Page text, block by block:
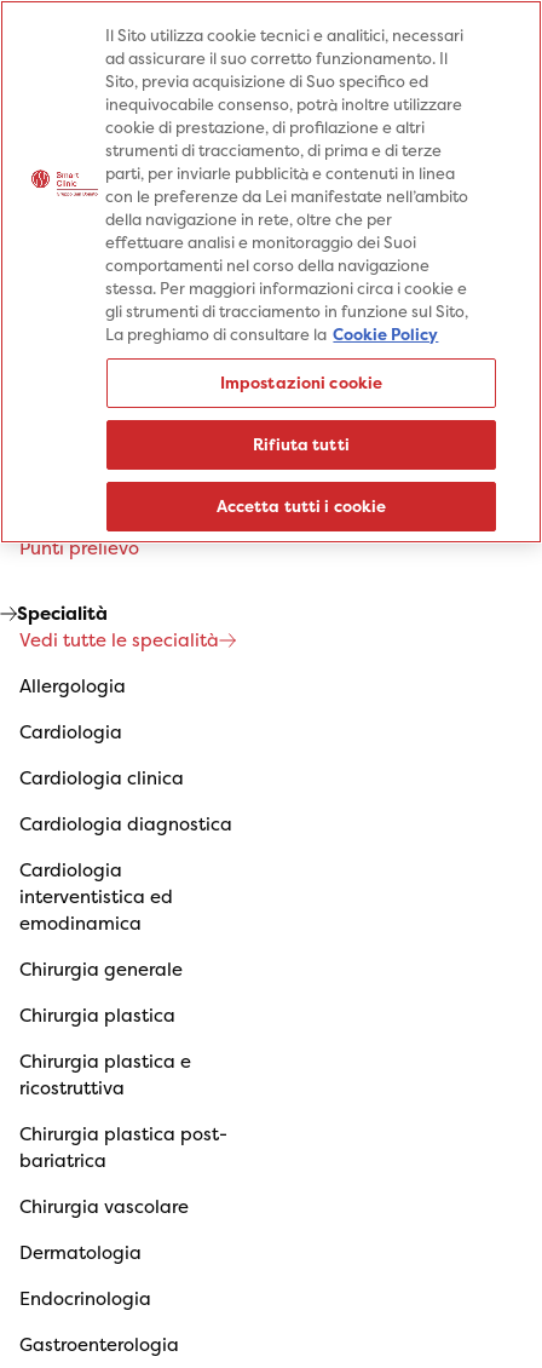
Prenota una visita
Prenota una visita
Specialità
Prestazioni
Patologie
Informazioni
Punti prelievo
Specialità
Vedi tutte le specialità
Allergologia
Cardiologia
Cardiologia clinica
Cardiologia diagnostica
Cardiologia
interventistica ed
emodinamica
Chirurgia generale
Chirurgia plastica
Chirurgia plastica e
ricostruttiva
Chirurgia plastica post-
bariatrica
Chirurgia vascolare
Dermatologia
Endocrinologia
Gastroenterologia
Medici Punti prelievo
Specialità
Prestazioni
Patologie
Sedi
Percorsi
Informazioni
Prenota una visita
Prenota una visita
Il Sito utilizza cookie tecnici e analitici, necessari
ad assicurare il suo corretto funzionamento. Il
Sito, previa acquisizione di Suo specifico ed
inequivocabile consenso, potrà inoltre utilizzare
cookie di prestazione, di profilazione e altri
strumenti di tracciamento, di prima e di terze
parti, per inviarle pubblicità e contenuti in linea
con le preferenze da Lei manifestate nell’ambito
della navigazione in rete, oltre che per
effettuare analisi e monitoraggio dei Suoi
comportamenti nel corso della navigazione
stessa. Per maggiori informazioni circa i cookie e
gli strumenti di tracciamento in funzione sul Sito,
La preghiamo di consultare la Cookie Policy
Impostazioni cookie
Rifiuta tutti
Accetta tutti i cookie